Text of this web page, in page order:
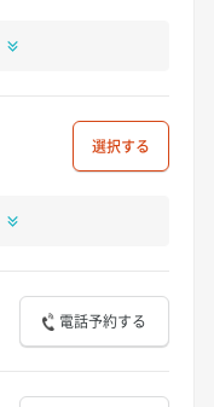
選択
電話予約する